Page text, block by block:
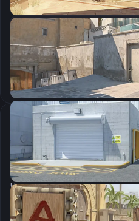
CSGO-fqzDN-ekGJD-
Настройки мыши
DPI:
Чувствительность мыши в
Чувствительность мыши в
Чувствительность мыши в